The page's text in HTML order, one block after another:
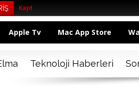
Kayıt
Apple Tv Mac App Store
Teknoloji Haberleri